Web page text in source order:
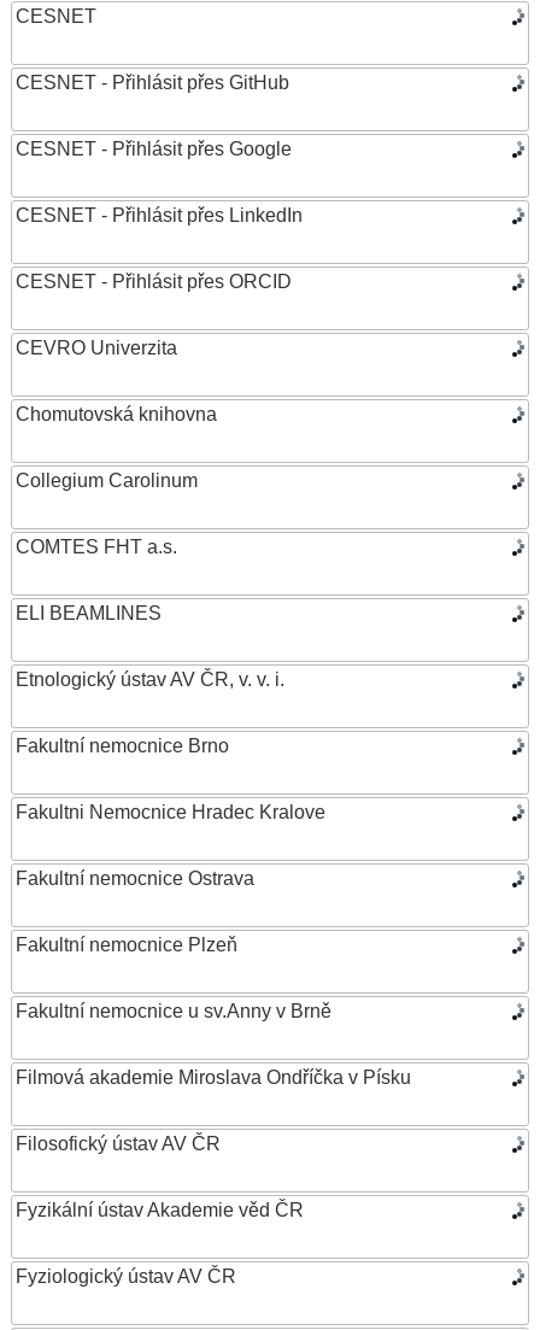
CESNET
CESNET - Přihlásit přes GitHub
CESNET - Přihlásit přes Google
CESNET - Přihlásit přes LinkedIn
CESNET - Přihlásit přes ORCID
CEVRO Univerzita
Chomutovská knihovna
Collegium Carolinum
COMTES FHT a.s.
ELI BEAMLINES
Etnologický ústav AV ČR, v. v. i.
Fakultní nemocnice Brno
Fakultni Nemocnice Hradec Kralove
Fakultní nemocnice Ostrava
Fakultní nemocnice Plzeň
Fakultní nemocnice u sv.Anny v Brně
Filmová akademie Miroslava Ondříčka v Písku
Filosofický ústav AV ČR
Fyzikální ústav Akademie věd ČR
Fyziologický ústav AV ČR